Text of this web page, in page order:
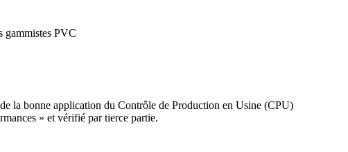
gammistes PVC
la bonne application du Contrôle de Production en Usine (CPU)
» et vérifié par tierce partie.